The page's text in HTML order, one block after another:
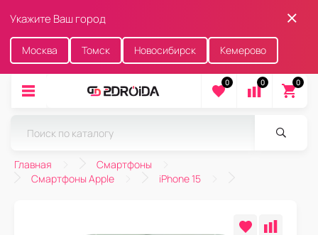
Укажите Ваш город
Москва Томск Новосибирск Кемерово
0 0 0
Главная
Смартфоны
Смартфоны Apple
iPhone 15